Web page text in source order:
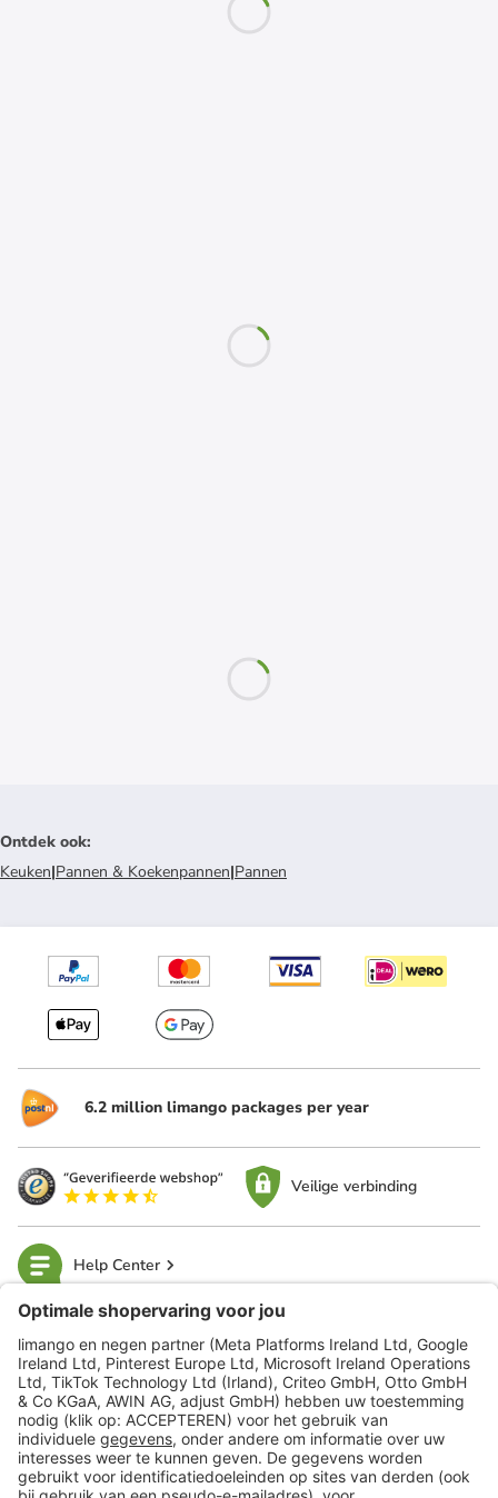
Ontdek ook:
Keuken|Pannen & Koekenpannen|Pannen
6.2 million limango packages per year
Veilige verbinding
Help Center
limango
Veilig winkelen
Klantenservice
Shop